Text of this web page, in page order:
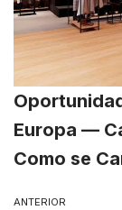
Europa —
Como se
ANTERIOR